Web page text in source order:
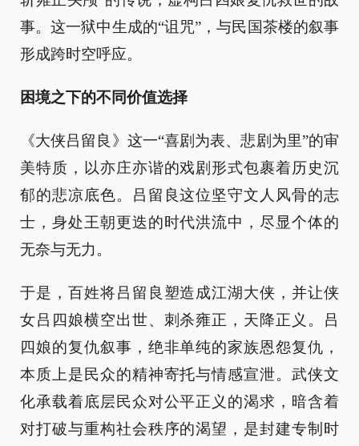
事。这一狱中生成的“诅咒”，与民国茶楼的叙事
形成跨时空呼应。
困境之下的不同价值选择
《大侠吕留良》这一“喜剧为表、悲剧为里”的审
美特质，以亦庄亦谐的戏剧形式包裹着历史沉
郁的悲凉底色。吕留良这位坚守文人风骨的志
士，身处王朝更迭的时代洪流中，尽显个体的
无奈与无力。
于是，百姓将吕留良塑造成江湖大侠，并让侠
女吕四娘横空出世、刺杀雍正，天降正义。吕
四娘的复仇叙事，绝非单纯的家族恩怨复仇，
本质上是民众的精神寄托与情感宣泄。武侠文
化承载着底层民众对公平正义的渴求，暗含着
对打破与重构社会秩序的渴望，是封建专制时